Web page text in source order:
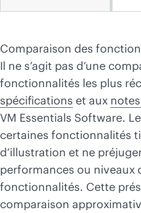
Comparaison des
Il ne s’agit pas d’une
fonctionnalités les plus
spécifications et aux
VM Essentials Software.
certaines fonctionnalités
d’illustration et ne
performances ou niveaux
fonctionnalités. Cette
comparaison